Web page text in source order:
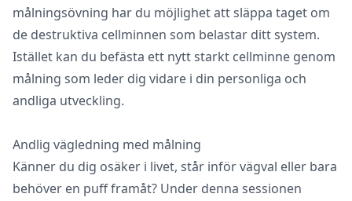
målningsövning har du möjlighet att släppa taget om
de destruktiva cellminnen som belastar ditt system.
Istället kan du befästa ett nytt starkt cellminne genom
målning som leder dig vidare i din personliga och
andliga utveckling.
Andlig vägledning med målning
Känner du dig osäker i livet, står inför vägval eller bara
behöver en puff framåt? Under denna sessionen